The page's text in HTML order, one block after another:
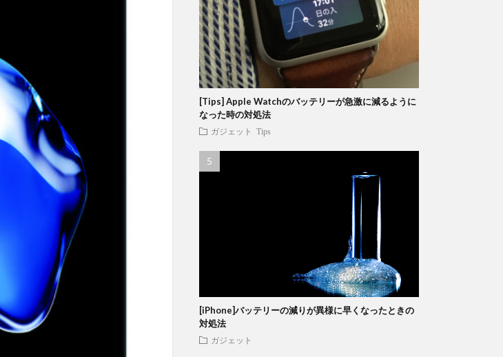
[Tips] Apple Watchのバッテリーが急激に減るように
なった時の対処法
ガジェット Tips
[iPhone]バッテリーの減りが異様に早くなったときの
対処法
ガジェット